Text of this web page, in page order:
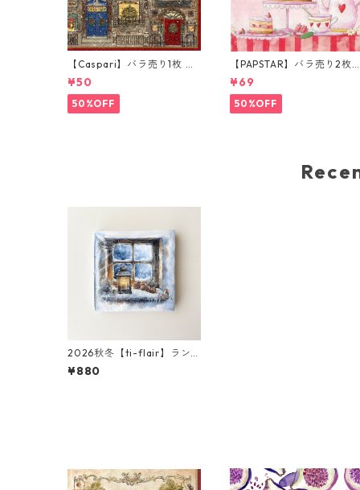
【Caspari】バラ売り1枚 カ
クテルサイズ ペーパーナプ
キン Town House ブラウンx
ブルー
¥50
50%OFF
【PAPSTAR】バラ売り2枚
ランチサイズ ペーパーナプ
キン patisserie ピンク
¥69
50%OFF
2026秋冬【ti-flair】ラン
チサイズ ペーパーナプキン
Frosted Window ホワイト
¥880